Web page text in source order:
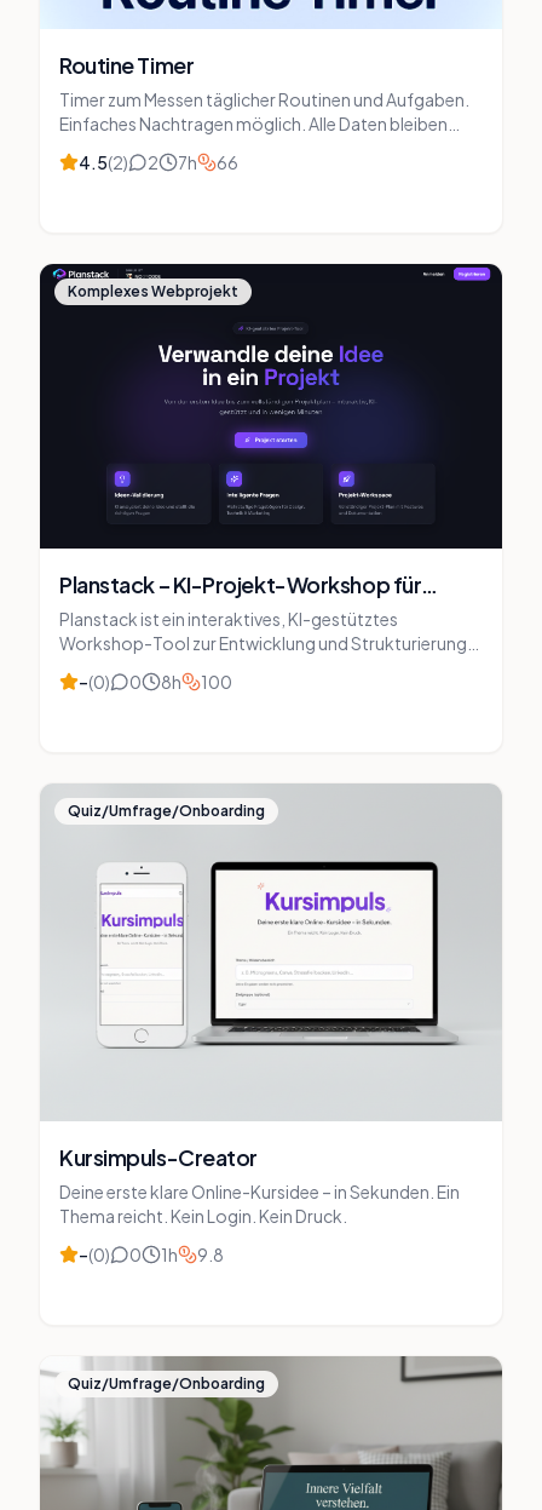
Routine Timer
Timer zum Messen täglicher Routinen und Aufgaben.
Einfaches Nachtragen möglich. Alle Daten bleiben
lokal.
4.5(2) 2 7h 66
Komplexes Webprojekt
Planstack – KI-Projekt-Workshop für
Produktideen
Planstack ist ein interaktives, KI-gestütztes
Workshop-Tool zur Entwicklung und Strukturierung
digitaler Produktideen. In geführten Sessions
entstehen aus einfachen Ideen klare Konzepte,
–(0) 0 8h 100
Quiz/Umfrage/Onboarding
Kursimpuls-Creator
Deine erste klare Online-Kursidee – in Sekunden. Ein
Thema reicht. Kein Login. Kein Druck.
–(0) 0 1h 9.8
Quiz/Umfrage/Onboarding